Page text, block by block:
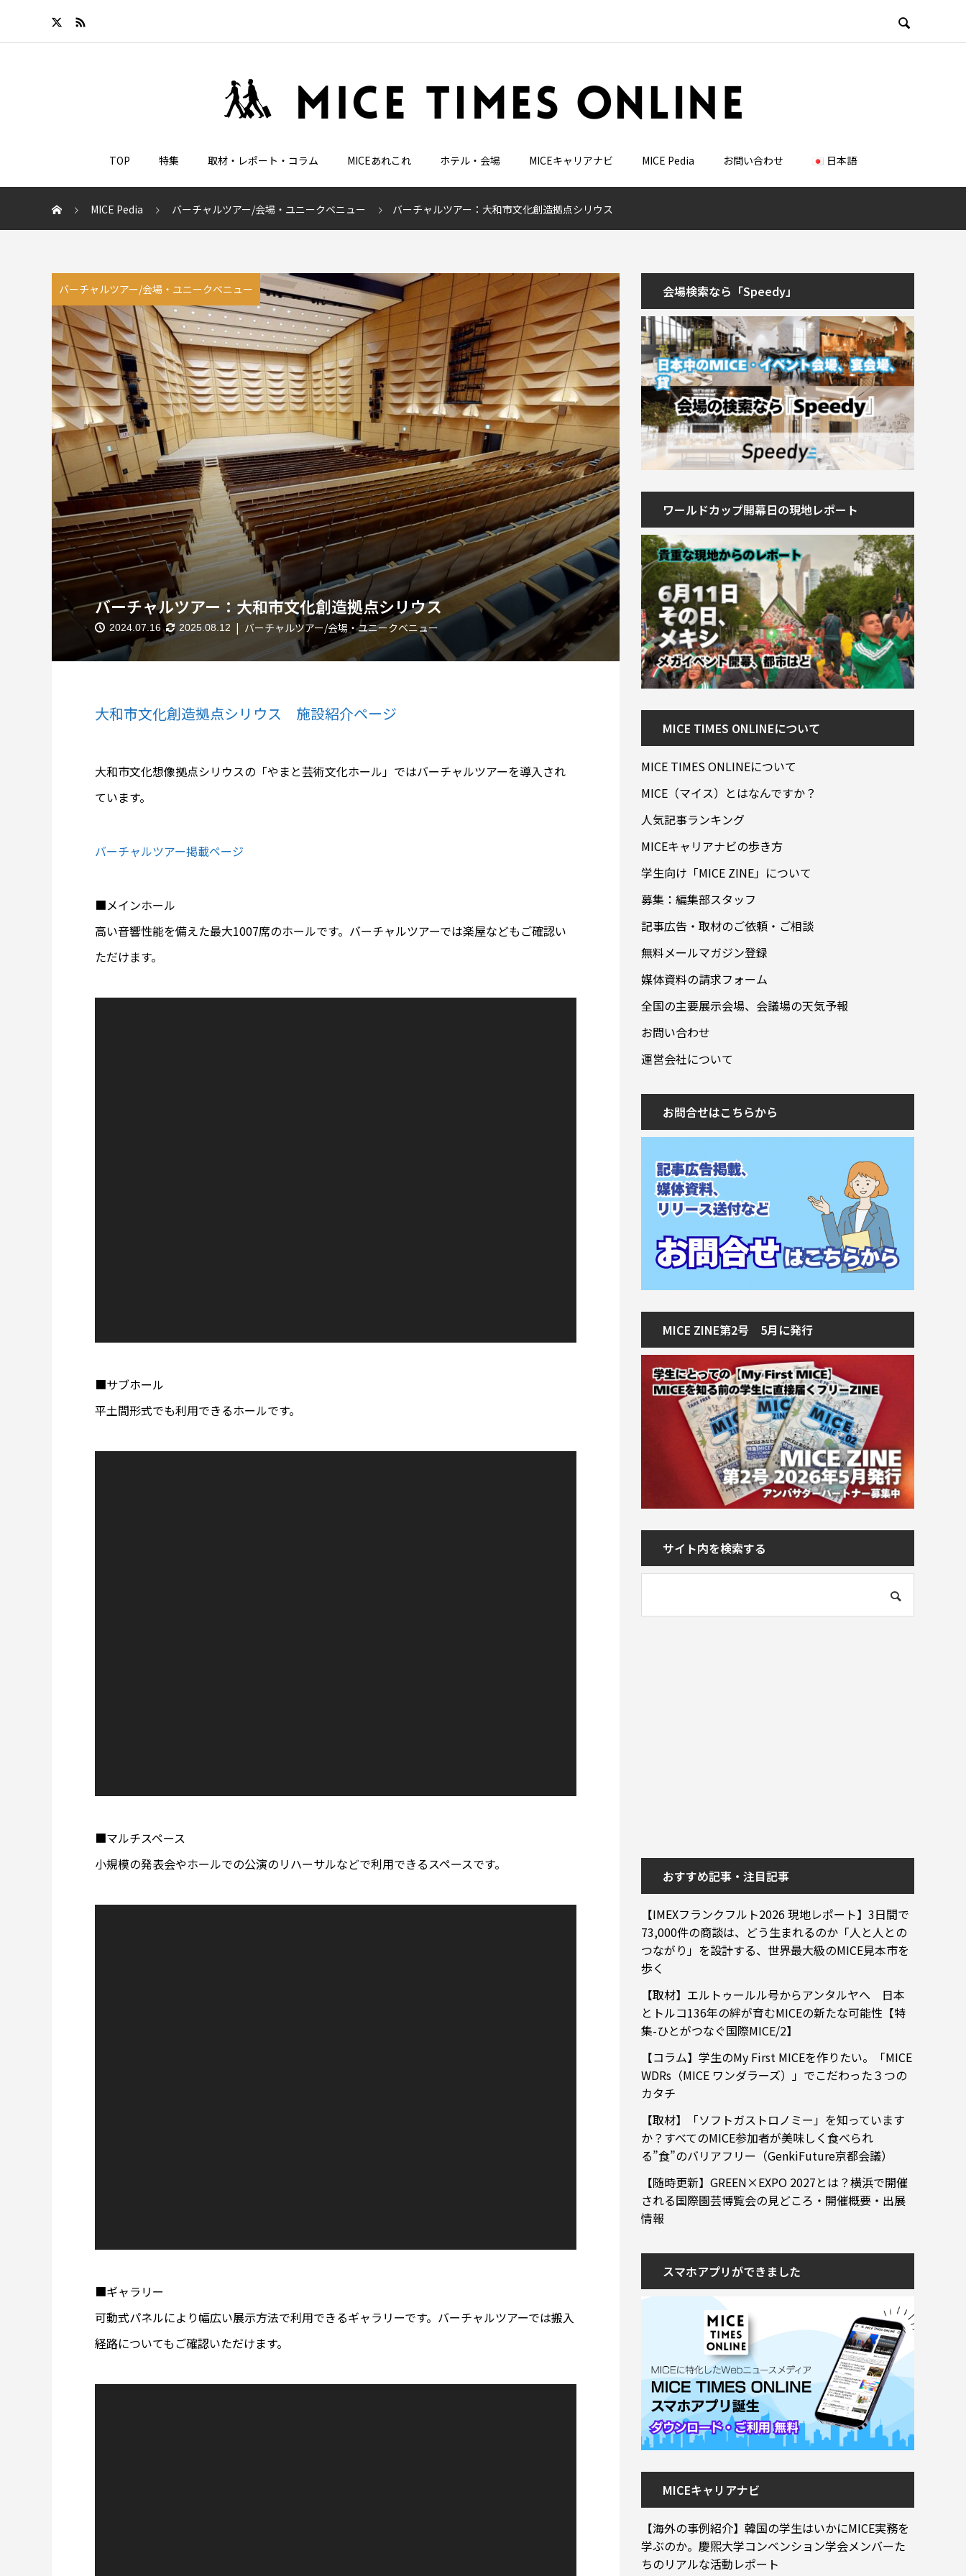

TOP 特集 取材・レポート・コラム MICEあれこれ ホテル・会場 MICEキャリアナビ MICE Pedia お問い合わせ 日本語
MICE Pedia バーチャルツアー/会場・ユニークベニュー バーチャルツアー：大和市文化創造拠点シリウス
バーチャルツアー/会場・ユニークベニュー
バーチャルツアー：大和市文化創造拠点シリウス
2024.07.16 2025.08.12 バーチャルツアー/会場・ユニークベニュー
大和市文化創造拠点シリウス 施設紹介ページ
大和市文化想像拠点シリウスの「やまと芸術文化ホール」ではバーチャルツアーを導入され
ています。
バーチャルツアー掲載ページ
■メインホール
高い音響性能を備えた最大1007席のホールです。バーチャルツアーでは楽屋などもご確認い
ただけます。
■サブホール
平土間形式でも利用できるホールです。
■マルチスペース
小規模の発表会やホールでの公演のリハーサルなどで利用できるスペースです。
■ギャラリー
可動式パネルにより幅広い展示方法で利用できるギャラリーです。バーチャルツアーでは搬入
経路についてもご確認いただけます。
会場検索なら「Speedy」
ワールドカップ開幕日の現地レポート
MICE TIMES ONLINEについて
MICE TIMES ONLINEについて
MICE（マイス）とはなんですか？
人気記事ランキング
MICEキャリアナビの歩き方
学生向け「MICE ZINE」について
募集：編集部スタッフ
記事広告・取材のご依頼・ご相談
無料メールマガジン登録
媒体資料の請求フォーム
全国の主要展示会場、会議場の天気予報
お問い合わせ
運営会社について
お問合せはこちらから
MICE ZINE第2号 5月に発行
サイト内を検索する
おすすめ記事・注目記事
【IMEXフランクフルト2026 現地レポート】3日間で
73,000件の商談は、どう生まれるのか「人と人との
つながり」を設計する、世界最大級のMICE見本市を
歩く
【取材】エルトゥールル号からアンタルヤへ 日本
とトルコ136年の絆が育むMICEの新たな可能性【特
集-ひとがつなぐ国際MICE/2】
【コラム】学生のMy First MICEを作りたい。「MICE
WDRs（MICE ワンダラーズ）」でこだわった３つの
カタチ
【取材】「ソフトガストロノミー」を知っています
か？すべてのMICE参加者が美味しく食べられ
る”食”のバリアフリー（GenkiFuture京都会議）
【随時更新】GREEN×EXPO 2027とは？横浜で開催
される国際園芸博覧会の見どころ・開催概要・出展
情報
スマホアプリができました
MICEキャリアナビ
【海外の事例紹介】韓国の学生はいかにMICE実務を
学ぶのか。慶煕大学コンベンション学会メンバーた
ちのリアルな活動レポート